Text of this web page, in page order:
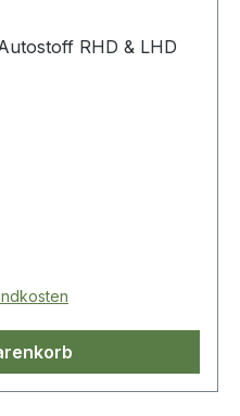
RHD & LHD